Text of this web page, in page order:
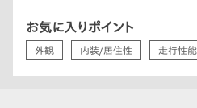
お気に入りポイント
外観 内装/居住性 走行性能